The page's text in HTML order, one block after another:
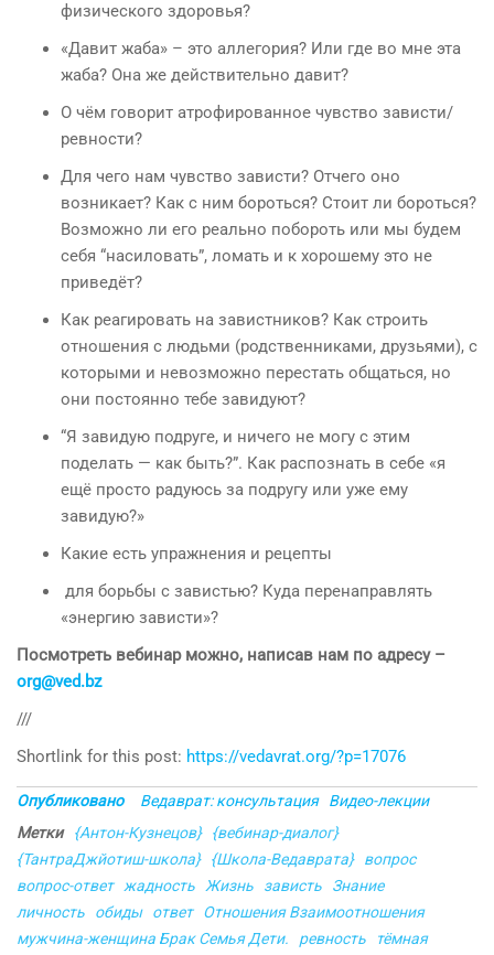
физического здоровья?
«Давит жаба» – это аллегория? Или где во мне эта
жаба? Она же действительно давит?
О чём говорит атрофированное чувство зависти/
ревности?
Для чего нам чувство зависти? Отчего оно
возникает? Как с ним бороться? Стоит ли бороться?
Возможно ли его реально побороть или мы будем
себя “насиловать”, ломать и к хорошему это не
приведёт?
Как реагировать на завистников? Как строить
отношения с людьми (родственниками, друзьями), с
которыми и невозможно перестать общаться, но
они постоянно тебе завидуют?
“Я завидую подруге, и ничего не могу с этим
поделать — как быть?”. Как распознать в себе «я
ещё просто радуюсь за подругу или уже ему
завидую?»
Какие есть упражнения и рецепты
для борьбы с завистью? Куда перенаправлять
«энергию зависти»?
Посмотреть вебинар можно, написав нам по адресу –
org@ved.bz
///
Shortlink for this post: https://vedavrat.org/?p=17076
Опубликовано Ведаврат: консультация
Видео-лекции
Метки
{Антон-Кузнецов}
{вебинар-диалог}
{ТантраДжйотиш-школа}
{Школа-Ведаврата}
вопрос
вопрос-ответ жадность Жизнь зависть
Знание
личность
обиды ответ
Отношения Взаимоотношения
мужчина-женщина Брак Семья Дети.
ревность
тёмная